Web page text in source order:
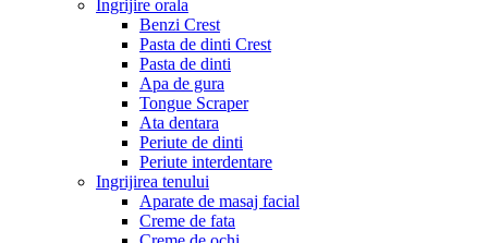
Ingrijire orala
Benzi Crest
Pasta de dinti Crest
Pasta de dinti
Apa de gura
Tongue Scraper
Ata dentara
Periute de dinti
Periute interdentare
Ingrijirea tenului
Aparate de masaj facial
Creme de fata